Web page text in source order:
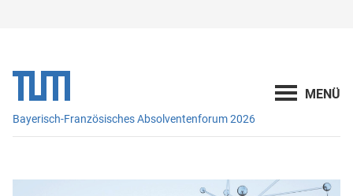
Bayerisch-Französisches Absolventenforum 2026